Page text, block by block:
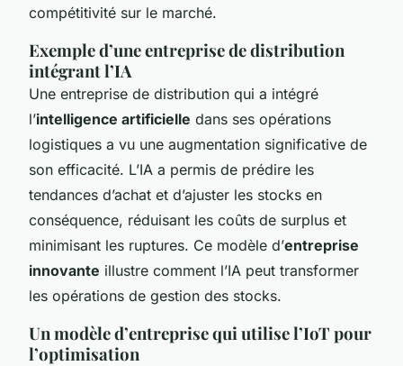
compétitivité sur le marché.
Exemple d’une entreprise de distribution
intégrant l’IA
Une entreprise de distribution qui a intégré
l’intelligence artificielle dans ses opérations
logistiques a vu une augmentation significative de
son efficacité. L’IA a permis de prédire les
tendances d’achat et d’ajuster les stocks en
conséquence, réduisant les coûts de surplus et
minimisant les ruptures. Ce modèle d’entreprise
innovante illustre comment l’IA peut transformer
les opérations de gestion des stocks.
Un modèle d’entreprise qui utilise l’IoT pour
l’optimisation